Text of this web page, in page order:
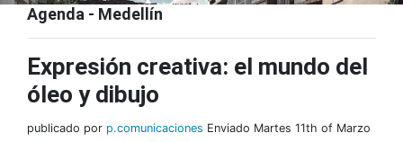
Agenda - Medellín
Expresión creativa: el mundo del
óleo y dibujo
publicado por p.comunicaciones Enviado Martes 11th of Marzo